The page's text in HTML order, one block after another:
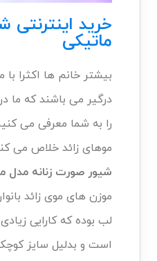
خرید اینترنتی
ماتیکی
بیشتر خانم ها اکثرا
درگیر می باشند که ما
را به شما معرفی می
موهای زائد خلاص می
شیور صورت زنانه مدل
موزن های موی زائد
لب بوده که کارایی
است و بدلیل سایز